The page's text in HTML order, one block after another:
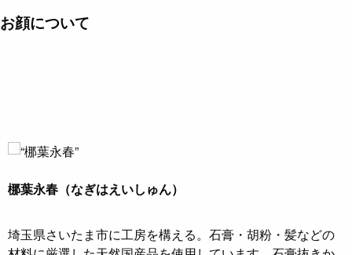
お顔について
梛葉永春（なぎはえいしゅん）
埼玉県さいたま市に工房を構える。石膏・胡粉・髪などの